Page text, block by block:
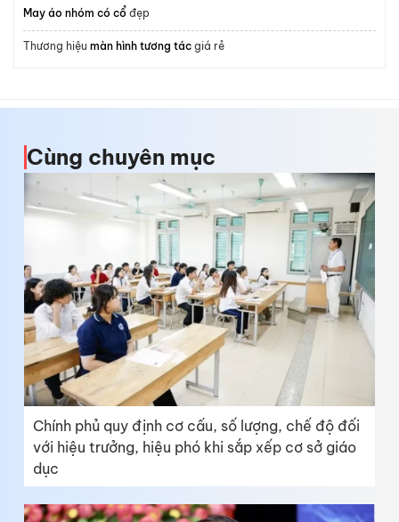
May áo nhóm có cổ đẹp
Thương hiệu màn hình tương tác giá rẻ
Cùng chuyên mục
Chính phủ quy định cơ cấu, số lượng, chế độ đối
với hiệu trưởng, hiệu phó khi sắp xếp cơ sở giáo
dục